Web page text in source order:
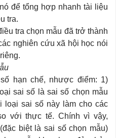
để tổng hợp nhanh tài liệu
tra.
tra chọn mẫu đã trở thành
nghiên cứu xã hội học nói
hạn chế, nhược điểm: 1)
sai số là sai số chọn mẫu
loại sai số này làm cho các
với thực tế. Chính vì vậy,
biệt là sai số chọn mẫu)